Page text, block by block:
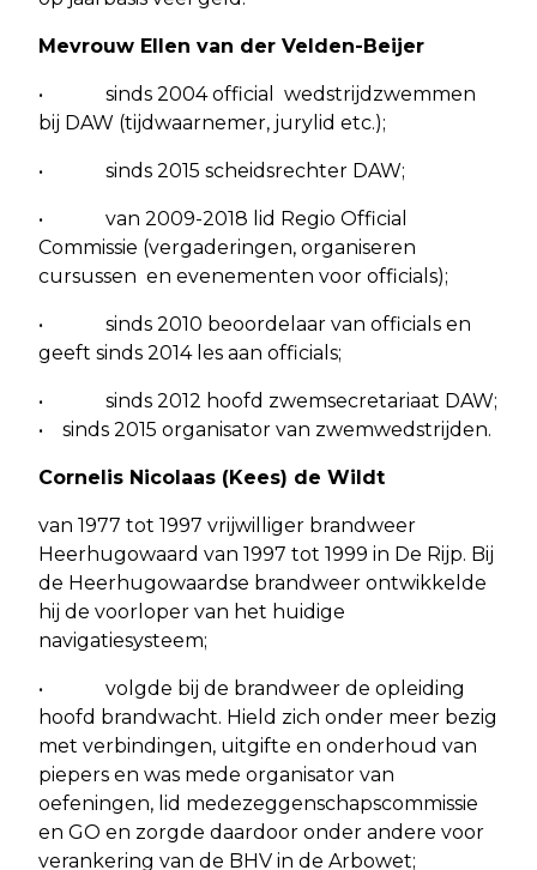
Mevrouw Ellen van der Velden-Beijer
• sinds 2004 official wedstrijdzwemmen
bij DAW (tijdwaarnemer, jurylid etc.);
• sinds 2015 scheidsrechter DAW;
• van 2009-2018 lid Regio Official
Commissie (vergaderingen, organiseren
cursussen en evenementen voor officials);
• sinds 2010 beoordelaar van officials en
geeft sinds 2014 les aan officials;
• sinds 2012 hoofd zwemsecretariaat DAW;
• sinds 2015 organisator van zwemwedstrijden.
Cornelis Nicolaas (Kees) de Wildt
van 1977 tot 1997 vrijwilliger brandweer
Heerhugowaard van 1997 tot 1999 in De Rijp. Bij
de Heerhugowaardse brandweer ontwikkelde
hij de voorloper van het huidige
navigatiesysteem;
• volgde bij de brandweer de opleiding
hoofd brandwacht. Hield zich onder meer bezig
met verbindingen, uitgifte en onderhoud van
piepers en was mede organisator van
oefeningen, lid medezeggenschapscommissie
en GO en zorgde daardoor onder andere voor
verankering van de BHV in de Arbowet;